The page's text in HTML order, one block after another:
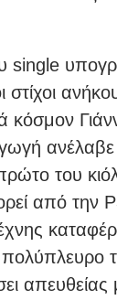
single
κόσμον
του
από την
απευθείας